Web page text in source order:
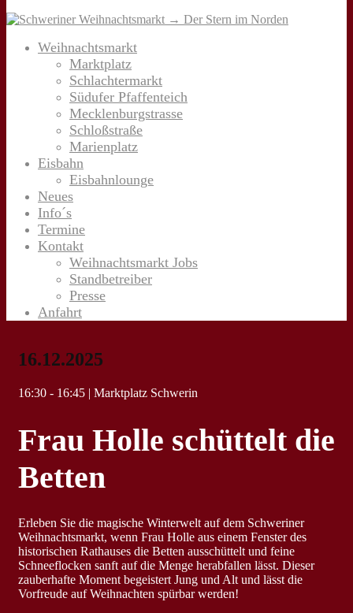
Weihnachtsmarkt
Marktplatz
Schlachtermarkt
Südufer Pfaffenteich
Mecklenburgstrasse
Schloßstraße
Marienplatz
Eisbahn
Eisbahnlounge
Neues
Info´s
Termine
Kontakt
Weihnachtsmarkt Jobs
Standbetreiber
Presse
Anfahrt
16.12.2025
16:30 - 16:45 | Marktplatz Schwerin
Frau Holle schüttelt die
Betten
Erleben Sie die magische Winterwelt auf dem Schweriner
Weihnachtsmarkt, wenn Frau Holle aus einem Fenster des
historischen Rathauses die Betten ausschüttelt und feine
Schneeflocken sanft auf die Menge herabfallen lässt. Dieser
zauberhafte Moment begeistert Jung und Alt und lässt die
Vorfreude auf Weihnachten spürbar werden!